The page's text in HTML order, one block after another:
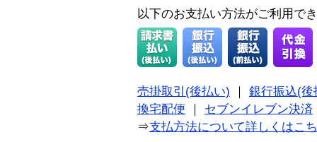
以下のお支払い方法がご利用で
売掛取引(後払い)
銀行振込(後
換宅配便
セブンイレブン決済
⇒支払方法について詳しくはこ